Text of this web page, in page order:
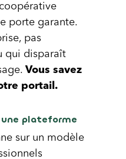
porte garante.
pas
qui disparaît
Vous savez
portail.
une plateforme
sur un modèle